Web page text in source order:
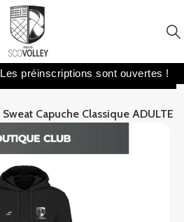
Les préinscriptions sont ouvertes !
Sweat Capuche Classique ADULTE